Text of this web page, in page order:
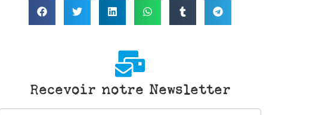
Recevoir notre Newsletter